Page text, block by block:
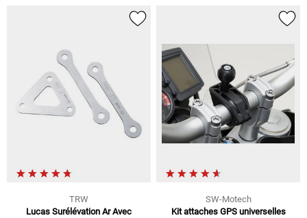
TRW
Lucas Surélévation Ar Avec
SW-Motech
Kit attaches GPS universelles